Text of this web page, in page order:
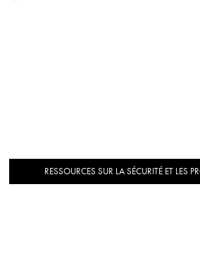
RESSOURCES SUR LA SÉCURITÉ ET LES